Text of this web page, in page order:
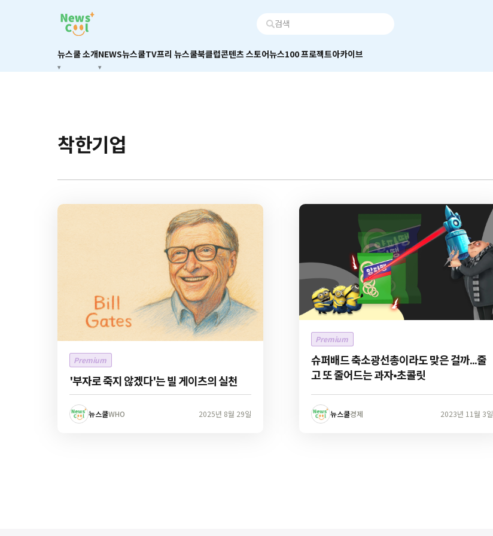
뉴스쿨 소개NEWS뉴스쿨TV프리 뉴스쿨북클럽콘텐츠 스토어뉴스100 프로젝트아카이브
착한기업
Premium
'부자로 죽지 않겠다'는 빌 게이츠의 실천
뉴스쿨WHO 2025년 8월 29일
Premium
슈퍼배드 축소광선총이라도 맞은 걸까...줄
고 또 줄어드는 과자•초콜릿
뉴스쿨경제 2023년 11월 3일